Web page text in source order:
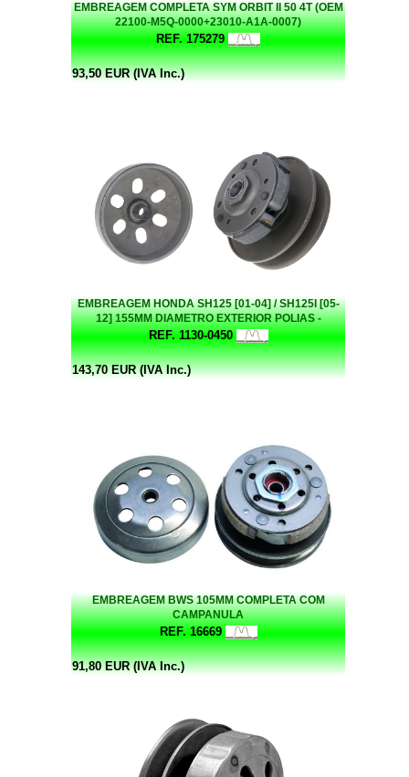
EMBREAGEM COMPLETA SYM ORBIT II 50 4T (OEM
22100-M5Q-0000+23010-A1A-0007)
REF. 175279
93,50 EUR (IVA Inc.)
EMBREAGEM HONDA SH125 [01-04] / SH125I [05-
12] 155MM DIAMETRO EXTERIOR POLIAS -
LONGITUDINAL AS POLIAS TEM +- 88MM - DIAM
INT CAMPANULA 125MM
REF. 1130-0450
143,70 EUR (IVA Inc.)
EMBREAGEM BWS 105MM COMPLETA COM
CAMPANULA
REF. 16669
91,80 EUR (IVA Inc.)